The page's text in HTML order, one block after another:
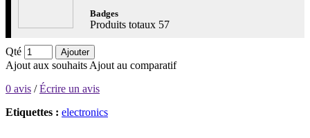
Badges
Produits totaux 57
Qté Ajouter
Ajout aux souhaits Ajout au comparatif
0 avis /Écrire un avis
Etiquettes : electronics